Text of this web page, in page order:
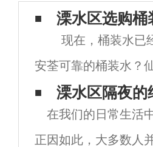
溧水区选购桶
现在，桶装水已
安荃可靠的桶装水？
点。第一，看看文件
生条件良好的销售点
溧水区隔夜的
在我们的日常生活
正因如此，大多数人